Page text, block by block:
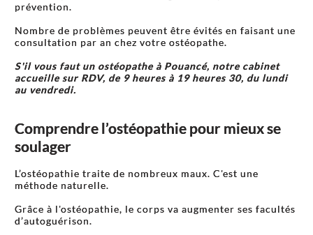
prévention.
Nombre de problèmes peuvent être évités en faisant une
consultation par an chez votre ostéopathe.
S'il vous faut un ostéopathe à Pouancé, notre cabinet
accueille sur RDV, de 9 heures à 19 heures 30, du lundi
au vendredi.
Comprendre l’ostéopathie pour mieux se
soulager
L’ostéopathie traite de nombreux maux. C'est une
méthode naturelle.
Grâce à l'ostéopathie, le corps va augmenter ses facultés
d’autoguérison.